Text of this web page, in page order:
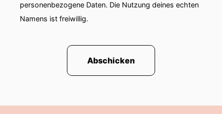
personenbezogene Daten. Die Nutzung deines echten
Namens ist freiwillig.
Abschicken